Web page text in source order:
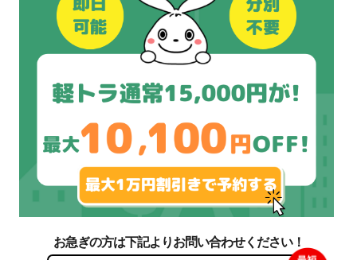
お急ぎの方は下記よりお問い合わせください！